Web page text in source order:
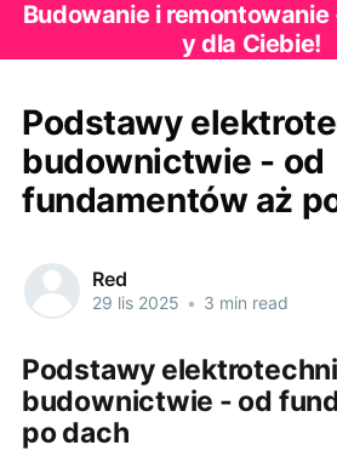
Budowanie i
y dla Ciebie!
Podstawy
budownictwie - od
fundamentów aż
Red
29 lis 2025 • 3 min read
Podstawy
budownictwie - od
po dach